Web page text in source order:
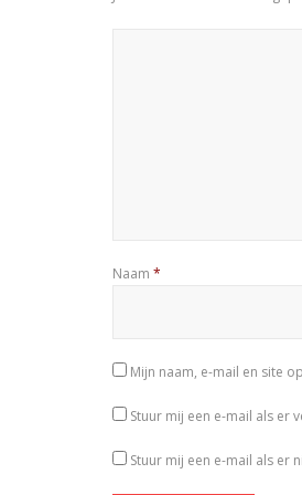
Naam *
Mijn naam, e-mail en site
Stuur mij een e-mail als er
Stuur mij een e-mail als er